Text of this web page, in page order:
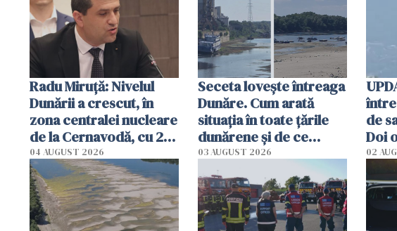
Radu Miruţă: Nivelul
Dunării a crescut, în
zona centralei nucleare
de la Cernavodă, cu 2
cm faţă de ziua trecută
04 AUGUST 2026
Seceta lovește întreaga
Dunăre. Cum arată
situația în toate țările
dunărene și de ce
România resimte
efectele, deși a plouat
în iulie
03 AUGUST 2026
de
Doi
02